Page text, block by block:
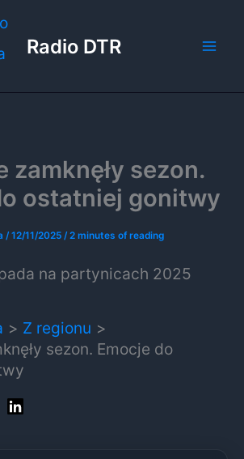
Radio DTR
zamknęły sezon.
ostatniej gonitwy
/12/11/2025 /2 minutes of reading
Z regionu
sezon. Emocje do